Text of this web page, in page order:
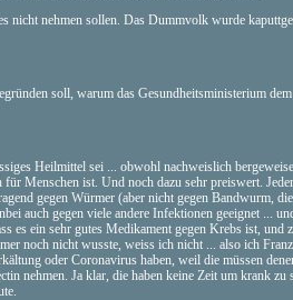
nicht nehmen sollen. Das Dummvolk wurde
soll, warum das Gesundheitsministerium
Heilmittel sei ... obwohl nachweislich bergeweise
Menschen ist. Und noch dazu sehr preiswert.
gegen Würmer (aber nicht gegen Bandwurm, die
auch gegen viele andere Infektionen geeignet ...
es ein sehr gutes Medikament gegen Krebs ist, und
noch nicht wusste, weiss ich nicht ... also ich
oder Coronavirus haben, weil die müssen
nehmen. Ja klar, die haben keine Zeit um krank zu